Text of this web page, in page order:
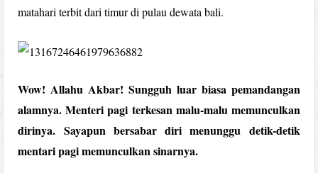
matahari terbit dari timur di pulau dewata bali.
Wow! Allahu Akbar! Sungguh luar biasa pemandangan
alamnya. Menteri pagi terkesan malu-malu memunculkan
dirinya. Sayapun bersabar diri menunggu detik-detik
mentari pagi memunculkan sinarnya.